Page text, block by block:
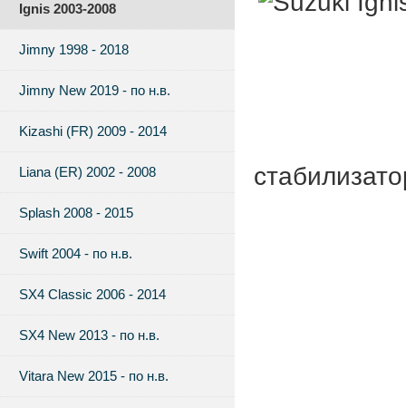
Ignis 2003-2008
Jimny 1998 - 2018
Jimny New 2019 - по н.в.
Kizashi (FR) 2009 - 2014
Liana (ER) 2002 - 2008
Splash 2008 - 2015
Swift 2004 - по н.в.
SX4 Classic 2006 - 2014
SX4 New 2013 - по н.в.
Vitara New 2015 - по н.в.